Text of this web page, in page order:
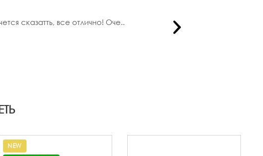
сказатть, все отлично! Оче..
NEW